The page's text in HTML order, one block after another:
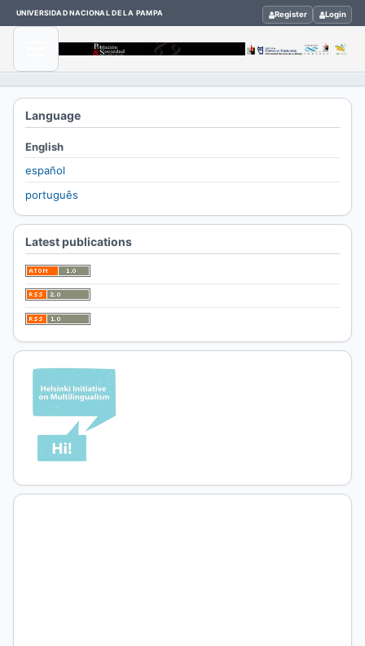
UNIVERSIDAD NACIONAL DE LA PAMPA Register Login
Home
-
Language
English
español
português
Latest publications